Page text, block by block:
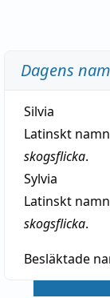
Dagens
Silvia
Latinskt
skogsflicka.
Sylvia
Latinskt
skogsflicka.
Besläktade